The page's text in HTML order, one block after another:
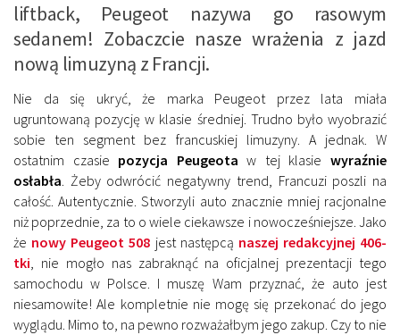
liftback, Peugeot nazywa go rasowym
sedanem! Zobaczcie nasze wrażenia z jazd
nową limuzyną z Francji.
Nie da się ukryć, że marka Peugeot przez lata miała
ugruntowaną pozycję w klasie średniej. Trudno było wyobrazić
sobie ten segment bez francuskiej limuzyny. A jednak. W
ostatnim czasie pozycja Peugeota w tej klasiewyraźnie
osłabła. Żeby odwrócić negatywny trend, Francuzi poszli na
całość. Autentycznie. Stworzyli auto znacznie mniej racjonalne
niż poprzednie, za to o wiele ciekawsze i nowocześniejsze. Jako
że nowy Peugeot 508 jest następcą naszej redakcyjnej 406-
tki, nie mogło nas zabraknąć na oficjalnej prezentacji tego
samochodu w Polsce. I muszę Wam przyznać, że auto jest
niesamowite! Ale kompletnie nie mogę się przekonać do jego
wyglądu. Mimo to, na pewno rozważałbym jego zakup. Czy to nie